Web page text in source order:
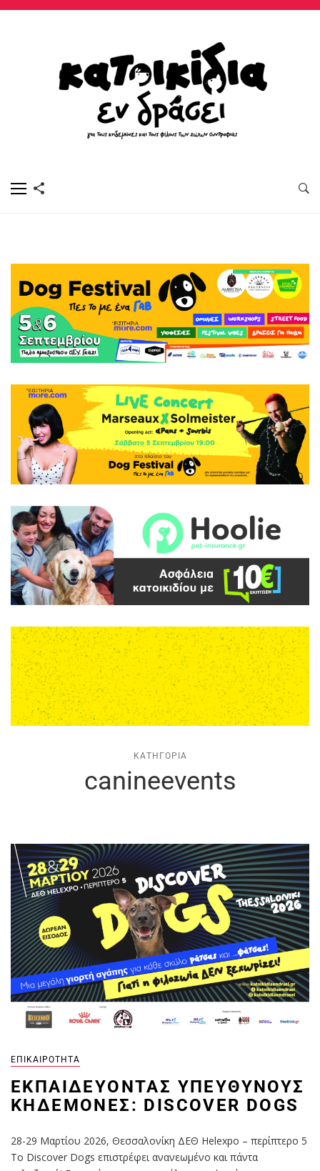
ΚΑΤΗΓΟΡΊΑ
canineevents
ΕΠΙΚΑΙΡΌΤΗΤΑ
ΕΚΠΑΙΔΕΎΟΝΤΑΣ ΥΠΕΎΘΥΝΟΥΣ
ΚΗΔΕΜΌΝΕΣ: DISCOVER DOGS
28-29 Mαρτίου 2026, Θεσσαλονίκη ΔΕΘ Ηelexpo – περίπτερο 5
Το Discover Dogs επιστρέφει ανανεωμένο και πάντα